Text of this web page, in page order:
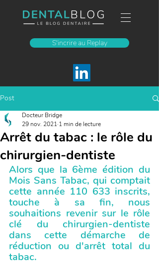
S'incrire au Replay
Post
Arrêt du tabac : le rôle du
chirurgien-dentiste
Docteur Bridge
29 nov. 2021 1 min de lecture
Alors que la 6ème édition du
Mois Sans Tabac, qui comptait
cette année 110 633 inscrits,
touche à sa fin, nous
souhaitions revenir sur le rôle
clé du chirurgien-dentiste
dans cette démarche de
réduction ou d'arrêt total du
tabac.